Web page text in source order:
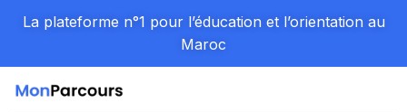
La plateforme n°1 pour l’éducation et l’orientation au
Maroc